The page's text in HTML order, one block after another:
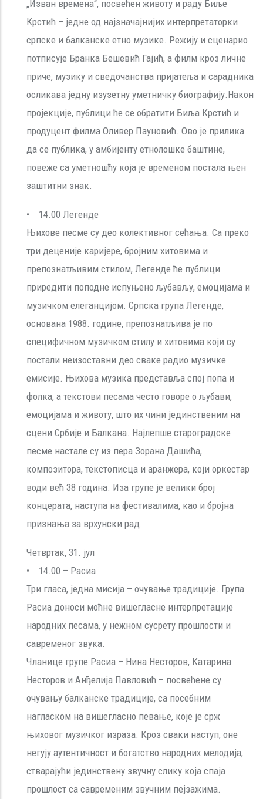
„Изван времена“, посвећен животу и раду Биље
Крстић – једне од најзначајнијих интерпретаторки
српске и балканске етно музике. Режију и сценарио
потписује Бранка Бешевић Гајић, а филм кроз личне
приче, музику и сведочанства пријатеља и сарадника
осликава једну изузетну уметничку биографију.Након
пројекције, публици ће се обратити Биља Крстић и
продуцент филма Оливер Пауновић. Ово је прилика
да се публика, у амбијенту етнолошке баштине,
повежe са уметношћу која је временом постала њен
заштитни знак.
• 14.00 Легенде
Њихове песме су део колективног сећања. Са преко
три деценије каријере, бројним хитовима и
препознатљивим стилом, Легенде ће публици
приредити поподне испуњено љубављу, емоцијама и
музичком елеганцијом. Српска група Легенде,
основана 1988. године, препознатљива је по
специфичном музичком стилу и хитовима који су
постали неизоставни део сваке радио музичке
емисије. Њихова музика представља спој попа и
фолка, а текстови песама често говоре о љубави,
емоцијама и животу, што их чини јединственим на
сцени Србије и Балкана. Најлепше староградске
песме настале су из пера Зорана Дашића,
композитора, текстописца и аранжера, који оркестар
води већ 38 година. Иза групе је велики број
концерата, наступа на фестивалима, као и бројна
признања за врхунски рад.
Четвртак, 31. јул
• 14.00 – Расиа
Три гласа, једна мисија – очување традиције. Група
Расиа доноси моћне вишегласне интерпретације
народних песама, у нежном сусрету прошлости и
савременог звука.
Чланице групе Расиа – Нина Несторов, Катарина
Несторов и Анђелија Павловић – посвећене су
очувању балканске традиције, са посебним
нагласком на вишегласно певање, које је срж
њиховог музичког израза. Кроз сваки наступ, оне
негују аутентичност и богатство народних мелодија,
стварајући јединствену звучну слику која спаја
прошлост са савременим звучним пејзажима.